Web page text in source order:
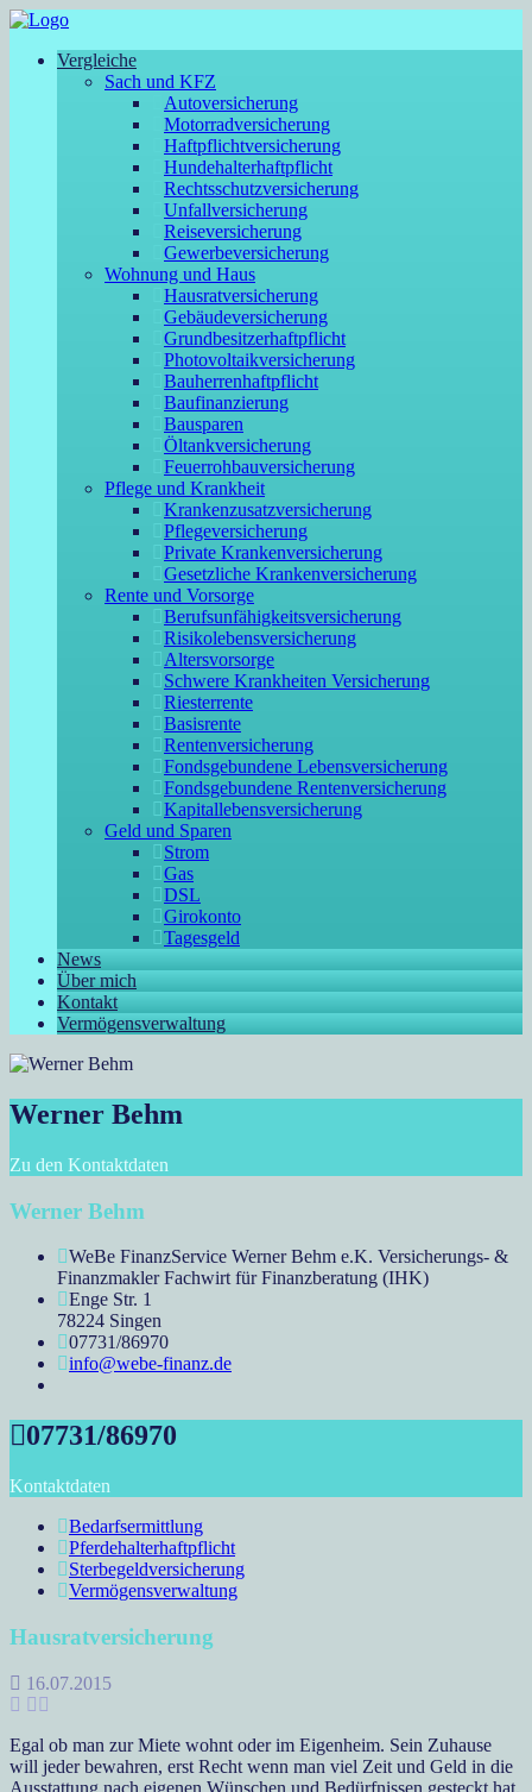
Vergleiche
Sach und KFZ
Autoversicherung
Motorradversicherung
Haftpflichtversicherung
Hundehalterhaftpflicht
Rechtsschutzversicherung
Unfallversicherung
Reiseversicherung
Gewerbeversicherung
Wohnung und Haus
Hausratversicherung
Gebäudeversicherung
Grundbesitzerhaftpflicht
Photovoltaikversicherung
Bauherrenhaftpflicht
Baufinanzierung
Bausparen
Öltankversicherung
Feuerrohbauversicherung
Pflege und Krankheit
Krankenzusatzversicherung
Pflegeversicherung
Private Krankenversicherung
Gesetzliche Krankenversicherung
Rente und Vorsorge
Berufs­unfähigkeitsversicherung
Risikolebensversicherung
Altersvorsorge
Schwere Krankheiten Versicherung
Riesterrente
Basisrente
Rentenversicherung
Fondsgebundene Lebensversicherung
Fondsgebundene Rentenversicherung
Kapitallebensversicherung
Geld und Sparen
Strom
Gas
DSL
Girokonto
Tagesgeld
News
Über mich
Kontakt
Vermögensverwaltung
Werner Behm
Zu den Kontaktdaten
Werner Behm
WeBe FinanzService Werner Behm e.K. Versicherungs- &
Finanzmakler Fachwirt für Finanzberatung (IHK)
Enge Str. 1
78224 Singen
07731/86970
info@webe-finanz.de
07731/86970
Kontaktdaten
Bedarfsermittlung
Pferdehalterhaftpflicht
Sterbegeldversicherung
Vermögensverwaltung
Hausratversicherung
16.07.2015
Egal ob man zur Miete wohnt oder im Eigenheim. Sein Zuhause
will jeder bewahren, erst Recht wenn man viel Zeit und Geld in die
Ausstattung nach eigenen Wünschen und Bedürfnissen gesteckt hat.